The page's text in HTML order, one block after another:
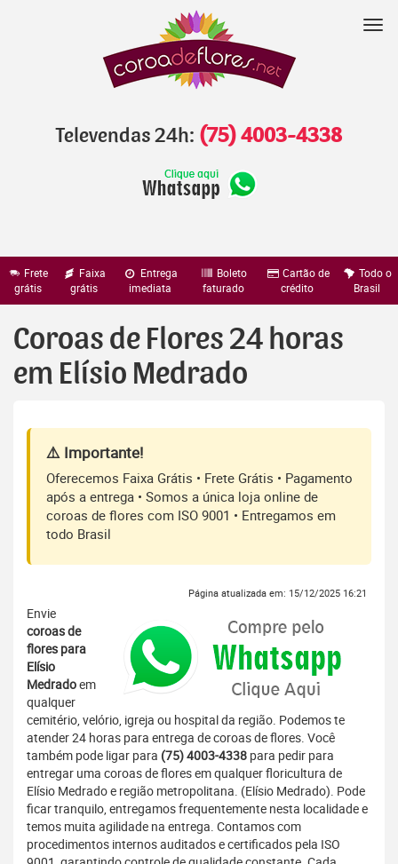
Televendas 24h: (75) 4003-4338
Frete
grátis
Faixa
grátis
Entrega
imediata
Boleto
faturado
Cartão de
crédito
Todo o
Brasil
Coroas de Flores 24 horas
em Elísio Medrado
⚠️ Importante!
Oferecemos Faixa Grátis • Frete Grátis • Pagamento
após a entrega • Somos a única loja online de
coroas de flores com ISO 9001 • Entregamos em
todo Brasil
Página atualizada em: 15/12/2025 16:21
Envie
coroas de
flores para
Elísio
Medradoem
qualquer
cemitério, velório, igreja ou hospital da região. Podemos te
atender 24 horas para entrega de coroas de flores. Você
também pode ligar para (75) 4003-4338 para pedir para
entregar uma coroas de flores em qualquer floricultura de
Elísio Medrado e região metropolitana. (Elísio Medrado). Pode
ficar tranquilo, entregamos frequentemente nesta localidade e
temos muita agilidade na entrega. Contamos com
procedimentos internos auditados e certificados pela ISO